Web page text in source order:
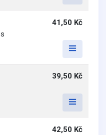
41,50 Kč
39,50 Kč
42,50 Kč